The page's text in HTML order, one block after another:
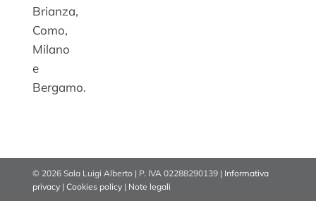
Brianza,
Como,
Milano
e
Bergamo.
© 2026 Sala Luigi Alberto | P. IVA 02288290139 | Informativa
privacy| Cookies policy| Note legali